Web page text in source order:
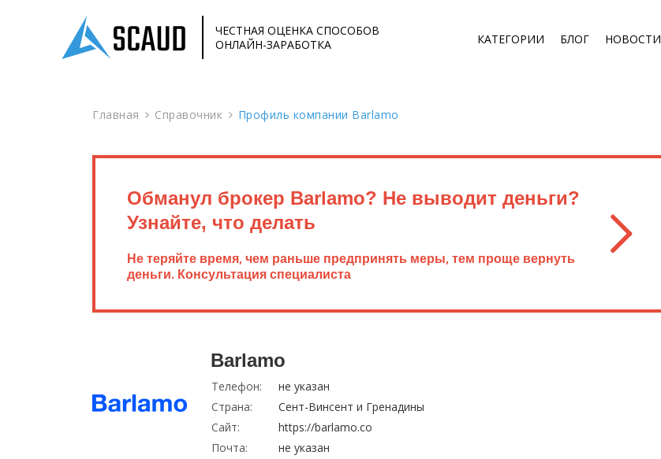
ЧЕСТНАЯ ОЦЕНКА СПОСОБОВ
ОНЛАЙН-ЗАРАБОТКА
КАТЕГОРИИ БЛОГ НОВОСТИ
Главная Справочник Профиль компании Barlamo
Обманул брокер Barlamo? Не выводит деньги?
Узнайте, что делать
Не теряйте время, чем раньше предпринять меры, тем проще вернуть
деньги. Консультация специалиста
Barlamo
Телефон:
не указан
Страна:
Сент-Винсент и Гренадины
Сайт:
https://barlamo.co
Почта:
не указан